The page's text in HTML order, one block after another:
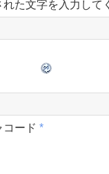
れた文字を入力して
コード *